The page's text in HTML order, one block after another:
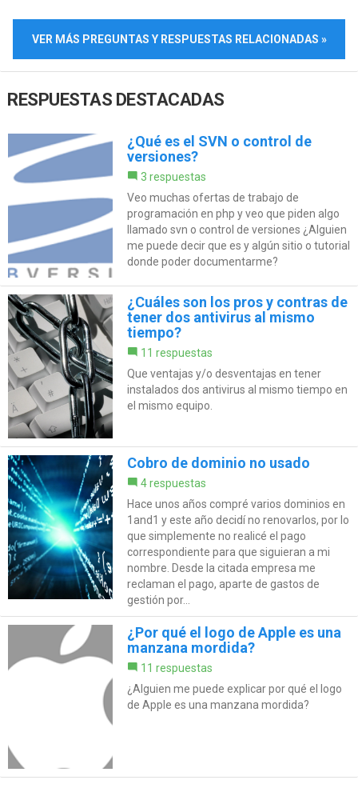
VER MÁS PREGUNTAS Y RESPUESTAS RELACIONADAS »
RESPUESTAS DESTACADAS
¿Qué es el SVN o control de
versiones?
3 respuestas
Veo muchas ofertas de trabajo de
programación en php y veo que piden algo
llamado svn o control de versiones ¿Alguien
me puede decir que es y algún sitio o tutorial
donde poder documentarme?
¿Cuáles son los pros y contras de
tener dos antivirus al mismo
tiempo?
11 respuestas
Que ventajas y/o desventajas en tener
instalados dos antivirus al mismo tiempo en
el mismo equipo.
Cobro de dominio no usado
4 respuestas
Hace unos años compré varios dominios en
1and1 y este año decidí no renovarlos, por lo
que simplemente no realicé el pago
correspondiente para que siguieran a mi
nombre. Desde la citada empresa me
reclaman el pago, aparte de gastos de
gestión por...
¿Por qué el logo de Apple es una
manzana mordida?
11 respuestas
¿Alguien me puede explicar por qué el logo
de Apple es una manzana mordida?